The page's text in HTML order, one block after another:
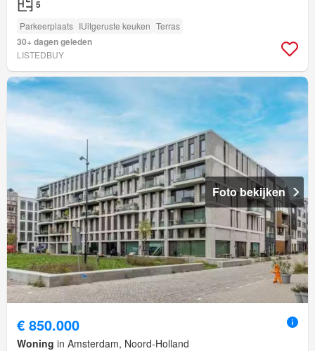
5
Parkeerplaats IUitgeruste keuken Terras
30+ dagen geleden
LISTEDBUY
Foto bekijken
€ 850.000
Woning in Amsterdam, Noord-Holland